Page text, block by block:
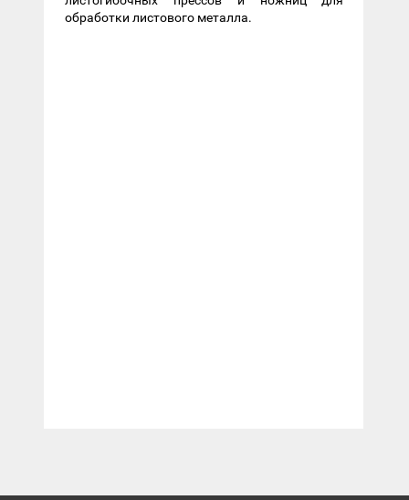
обработки листового металла.